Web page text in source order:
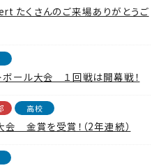
たくさんのご来場ありがとうご
ボール大会 １回戦は開幕戦！
高校
金賞を受賞！（2年連続）